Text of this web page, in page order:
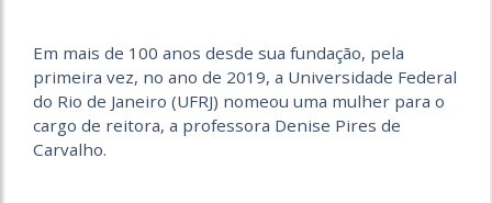
Em mais de 100 anos desde sua fundação, pela
primeira vez, no ano de 2019, a Universidade Federal
do Rio de Janeiro (UFRJ) nomeou uma mulher para o
cargo de reitora, a professora Denise Pires de
Carvalho.